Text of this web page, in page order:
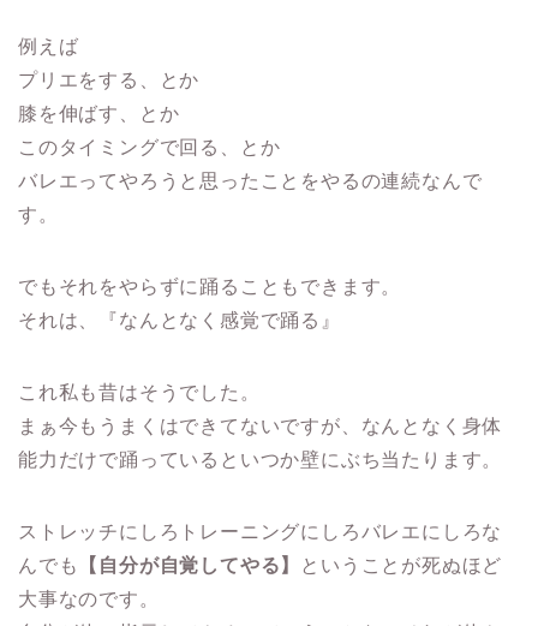
例えば
プリエをする、とか
膝を伸ばす、とか
このタイミングで回る、とか
バレエってやろうと思ったことをやるの連続なんで
す。
でもそれをやらずに踊ることもできます。
それは、『なんとなく感覚で踊る』
これ私も昔はそうでした。
まぁ今もうまくはできてないですが、なんとなく身体
能力だけで踊っているといつか壁にぶち当たります。
ストレッチにしろトレーニングにしろバレエにしろな
んでも
【自分が自覚してやる】
ということが死ぬほど
大事なのです。